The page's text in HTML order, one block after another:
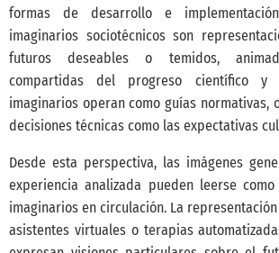
formas de desarrollo e
imaginarios sociotécnicos son
futuros deseables o temidos,
compartidas del progreso científico y
imaginarios operan como guías normativas,
decisiones técnicas como las expectativas
Desde esta perspectiva, las imágenes
experiencia analizada pueden leerse
imaginarios en circulación. La
asistentes virtuales o terapias